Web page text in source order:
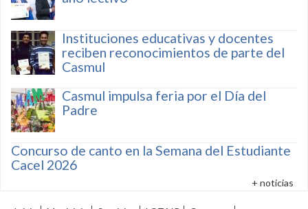
Instituciones educativas y docentes
reciben reconocimientos de parte del
Casmul
Casmul impulsa feria por el Día del
Padre
Concurso de canto en la Semana del Estudiante
Cacel 2026
+ noticias